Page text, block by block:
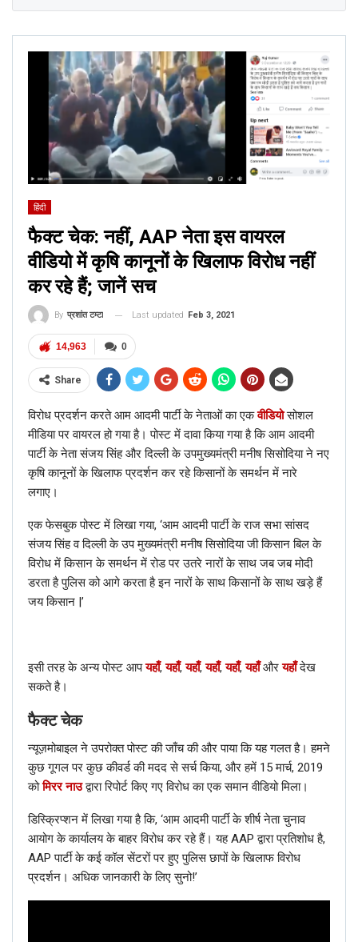
ही लिखा हुआ मिला.
If you’re awake this ones for you, sadly
Modi won’t be reading
— Congress (@INCIndia) March 15, 2019
ALSO READ:
उन्हें चोर ? जानिये सच
फैक्ट चेक
जब न्यूज़मोबाइल की टीम ने इस तस्वीर की जाँच की, तो हम इस निष्कर्ष पर
पहुँचे कि उपरोक्त तस्वीर नकली है|
RELATED POSTS
हिंदी
फैक्ट चेक: नहीं, AAP नेता इस वायरल वीडियो में कृषि कानूनों के खिलाफ विरोध
नहीं कर रहे हैं; जानें सच
Dec 17, 2020
की मुलाकात? यहाँ जानें सच
Dec 15, 2020
हिंदी
फैक्ट चेक: ट्रैफिक जाम की यह तस्वीर चल रहे किसानों के विरोध प्रदर्शन की नहीं
Dec 11, 2020
हिंदी
फैक्ट चेक: नहीं, AAP नेता इस वायरल
वीडियो में कृषि कानूनों के खिलाफ विरोध नहीं
कर रहे हैं; जानें सच
By प्रशांत टम्टा Last updated Feb 3, 2021
0
14,963
Share
विरोध प्रदर्शन करते आम आदमी पार्टी के नेताओं का एकवीडियो सोशल
मीडिया पर वायरल हो गया है। पोस्ट में दावा किया गया है कि आम आदमी
पार्टी के नेता संजय सिंह और दिल्ली के उपमुख्यमंत्री मनीष सिसोदिया ने नए
कृषि कानूनों के खिलाफ प्रदर्शन कर रहे किसानों के समर्थन में नारे
लगाए।
एक फेसबुक पोस्ट में लिखा गया, ‘आम आदमी पार्टी के राज सभा सांसद
संजय सिंह व दिल्ली के उप मुख्यमंत्री मनीष सिसोदिया जी किसान बिल के
विरोध में किसान के समर्थन में रोड पर उतरे नारों के साथ जब जब मोदी
डरता है पुलिस को आगे करता है इन नारों के साथ किसानों के साथ खड़े हैं
जय किसान |’
इसी तरह के अन्य पोस्ट आपयहाँ,यहाँ,यहाँ,यहाँ,यहाँ,यहाँ औरयहाँ देख
सकते है।
फैक्ट चेक
न्यूज़मोबाइल ने उपरोक्त पोस्ट की जाँच की और पाया कि यह गलत है। हमने
कुछ गूगल पर कुछ कीवर्ड की मदद से सर्च किया, और हमें 15 मार्च, 2019
कोमिरर नाउद्वारा रिपोर्ट किए गए विरोध का एक समान वीडियो मिला।
डिस्क्रिप्शन में लिखा गया है कि, ‘आम आदमी पार्टी के शीर्ष नेता चुनाव
आयोग के कार्यालय के बाहर विरोध कर रहे हैं। यह AAP द्वारा प्रतिशोध है,
AAP पार्टी के कई कॉल सेंटरों पर हुए पुलिस छापों के खिलाफ विरोध
प्रदर्शन। अधिक जानकारी के लिए सुनो!’